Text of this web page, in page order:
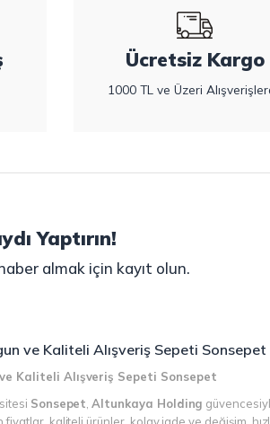
Ücretsiz Kargo
1000 TL ve Üzeri
Yaptırın!
almak için kayıt olun.
ve Kaliteli Alışveriş Sepeti Sonsepet
Kaliteli Alışveriş Sepeti Sonsepet
Sonsepet ,Altunkaya Holding
kaliteli ürünler, kolay iade ve değişim,